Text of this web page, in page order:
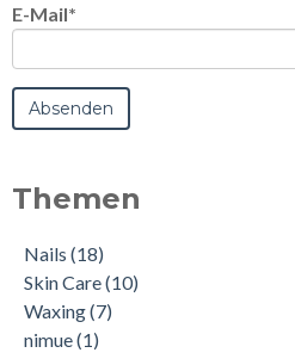
E-Mail*
Themen
Nails (18)
Skin Care(10)
Waxing(7)
nimue(1)